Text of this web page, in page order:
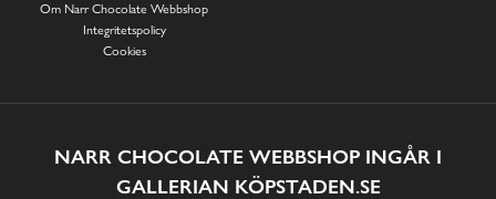
Om Narr Chocolate Webbshop
Integritetspolicy
Cookies
NARR CHOCOLATE WEBBSHOP INGÅR I
GALLERIAN KÖPSTADEN.SE